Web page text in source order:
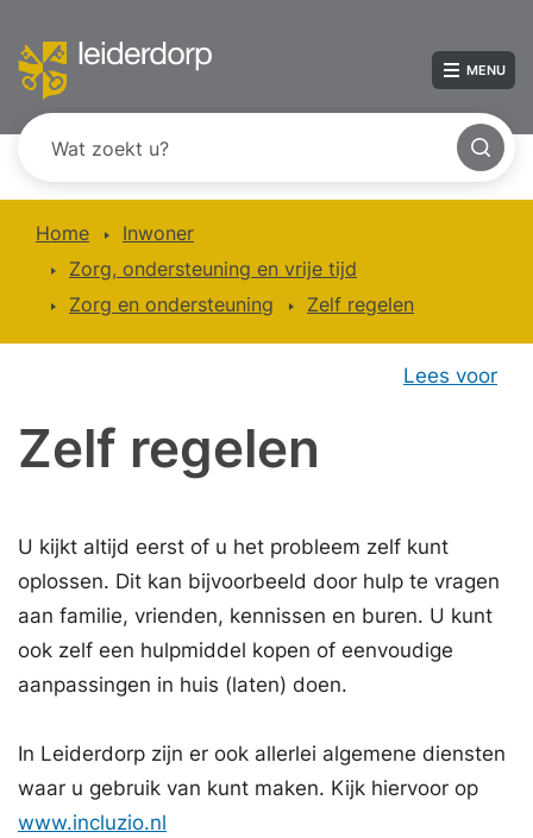
MENU
Home
Inwoner
Zorg, ondersteuning en vrije tijd
Zorg en ondersteuning
Zelf regelen
Lees voor
Zelf regelen
U kijkt altijd eerst of u het probleem zelf kunt
oplossen. Dit kan bijvoorbeeld door hulp te vragen
aan familie, vrienden, kennissen en buren. U kunt
ook zelf een hulpmiddel kopen of eenvoudige
aanpassingen in huis (laten) doen.
In Leiderdorp zijn er ook allerlei algemene diensten
waar u gebruik van kunt maken. Kijk hiervoor op
www.incluzio.nl